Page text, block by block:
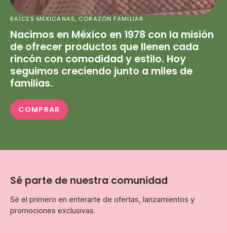
RAÍCES MEXICANAS, CORAZÓN FAMILIAR
Nacimos en México en 1978 con la misión
de ofrecer productos que llenen cada
rincón con comodidad y estilo. Hoy
seguimos creciendo junto a miles de
familias.
COMPRAR
Sé parte de nuestra comunidad
Sé el primero en enterarte de ofertas, lanzamientos y
promociones exclusivas.